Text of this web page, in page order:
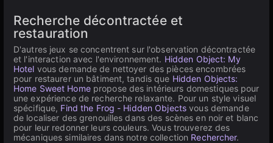
Recherche décontractée et
restauration
D'autres jeux se concentrent sur l'observation décontractée
et l'interaction avec l'environnement. Hidden Object: My
Hotel vous demande de nettoyer des pièces encombrées
pour restaurer un bâtiment, tandis que Hidden Objects:
Home Sweet Homepropose des intérieurs domestiques pour
une expérience de recherche relaxante. Pour un style visuel
spécifique, Find the Frog - Hidden Objects vous demande
de localiser des grenouilles dans des scènes en noir et blanc
pour leur redonner leurs couleurs. Vous trouverez des
mécaniques similaires dans notre collection Rechercher.